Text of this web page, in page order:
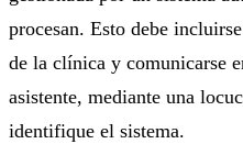
procesan. Esto debe
de la clínica y comunicarse
asistente, mediante una
identifique el sistema.